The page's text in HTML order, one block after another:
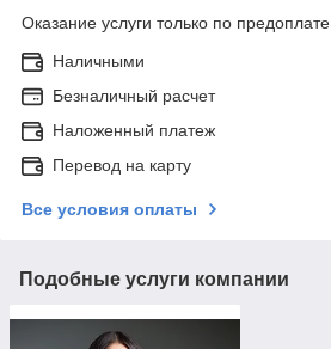
Оказание услуги только по предоплате.
Наличными
Безналичный расчет
Наложенный платеж
Перевод на карту
Все условия оплаты
Подобные услуги компании